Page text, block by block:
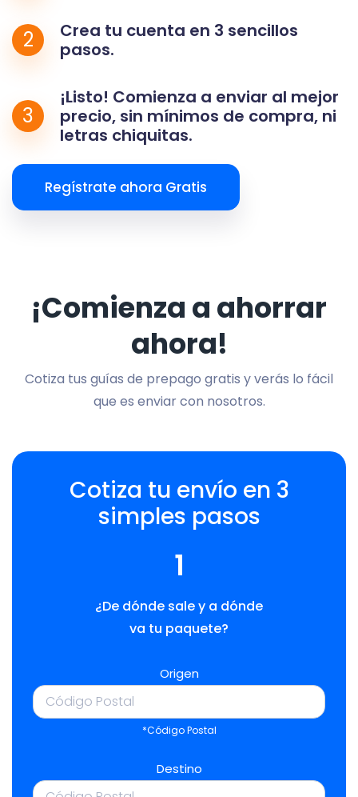
2
Crea tu cuenta en 3 sencillos
pasos.
3
¡Listo! Comienza a enviar al mejor
precio, sin mínimos de compra, ni
letras chiquitas.
Regístrate ahora Gratis
¡Comienza a ahorrar
ahora!
Cotiza tus guías de prepago gratis y verás lo fácil
que es enviar con nosotros.
Cotiza tu envío en 3
simples pasos
1
¿De dónde sale y a dónde
va tu paquete?
Origen
*Código Postal
Destino